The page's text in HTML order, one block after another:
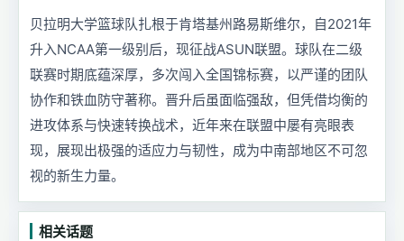
贝拉明大学篮球队扎根于肯塔基州路易斯维尔，自2021年
升入NCAA第一级别后，现征战ASUN联盟。球队在二级
联赛时期底蕴深厚，多次闯入全国锦标赛，以严谨的团队
协作和铁血防守著称。晋升后虽面临强敌，但凭借均衡的
进攻体系与快速转换战术，近年来在联盟中屡有亮眼表
现，展现出极强的适应力与韧性，成为中南部地区不可忽
视的新生力量。
相关话题